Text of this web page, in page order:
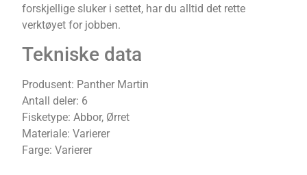
forskjellige sluker i settet, har du alltid det rette
verktøyet for jobben.
Tekniske data
Produsent: Panther Martin
Antall deler: 6
Fisketype: Abbor, Ørret
Materiale: Varierer
Farge: Varierer